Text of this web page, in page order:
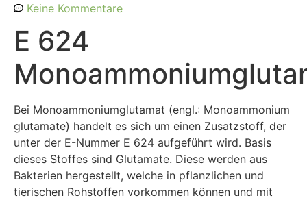
Keine Kommentare
E 624
Bei Monoammoniumglutamat (engl.: Monoammonium
glutamate) handelt es sich um einen Zusatzstoff, der
unter der E-Nummer E 624 aufgeführt wird. Basis
dieses Stoffes sind Glutamate. Diese werden aus
Bakterien hergestellt, welche in pflanzlichen und
tierischen Rohstoffen vorkommen können und mit